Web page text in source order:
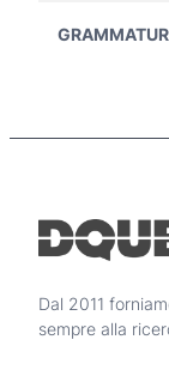
Dal 2011
sempre alla